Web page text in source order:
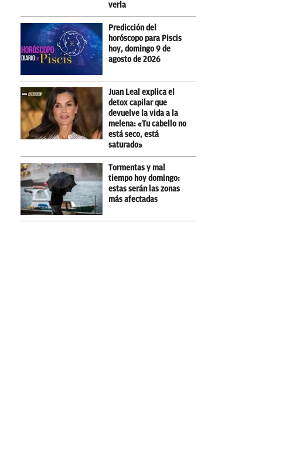
verla
Predicción del
horóscopo para Piscis
hoy, domingo 9 de
agosto de 2026
Juan Leal explica el
detox capilar que
devuelve la vida a la
melena: «Tu cabello no
está seco, está
saturado»
Tormentas y mal
tiempo hoy domingo:
estas serán las zonas
más afectadas